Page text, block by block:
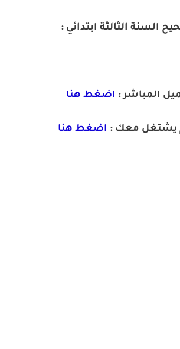
السنة الثالثة ابتدائي :
المباشر : اضغط هنا
يشتغل معك : اضغط هنا